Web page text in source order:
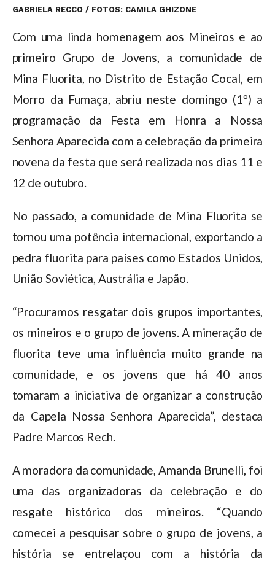
GABRIELA RECCO / FOTOS: CAMILA GHIZONE
Com uma linda homenagem aos Mineiros e ao
primeiro Grupo de Jovens, a comunidade de
Mina Fluorita, no Distrito de Estação Cocal, em
Morro da Fumaça, abriu neste domingo (1º) a
programação da Festa em Honra a Nossa
Senhora Aparecida com a celebração da primeira
novena da festa que será realizada nos dias 11 e
12 de outubro.
No passado, a comunidade de Mina Fluorita se
tornou uma potência internacional, exportando a
pedra fluorita para países como Estados Unidos,
União Soviética, Austrália e Japão.
“Procuramos resgatar dois grupos importantes,
os mineiros e o grupo de jovens. A mineração de
fluorita teve uma influência muito grande na
comunidade, e os jovens que há 40 anos
tomaram a iniciativa de organizar a construção
da Capela Nossa Senhora Aparecida”, destaca
Padre Marcos Rech.
A moradora da comunidade, Amanda Brunelli, foi
uma das organizadoras da celebração e do
resgate histórico dos mineiros. “Quando
comecei a pesquisar sobre o grupo de jovens, a
história se entrelaçou com a história da